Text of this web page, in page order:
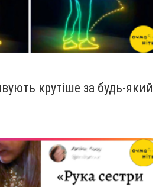
крутіше за будь-який